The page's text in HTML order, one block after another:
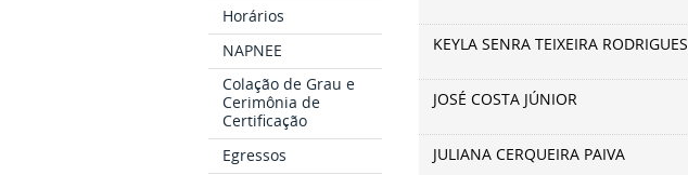
Horários
NAPNEE
Colação de Grau e
Cerimônia de
Certificação
Egressos
KEYLA SENRA TEIXEIRA RODRIGUES
JOSÉ COSTA JÚNIOR
JULIANA CERQUEIRA PAIVA